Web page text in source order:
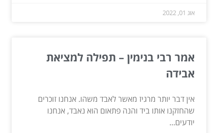
אוג 01, 2022
אמר רבי בנימין – תפילה למציאת
אבידה
אין דבר יותר מרגיז מאשר לאבד משהו. אנחנו זוכרים
שהחזקנו אותו ביד והנה פתאום הוא נאבד, אנחנו
יודעים...